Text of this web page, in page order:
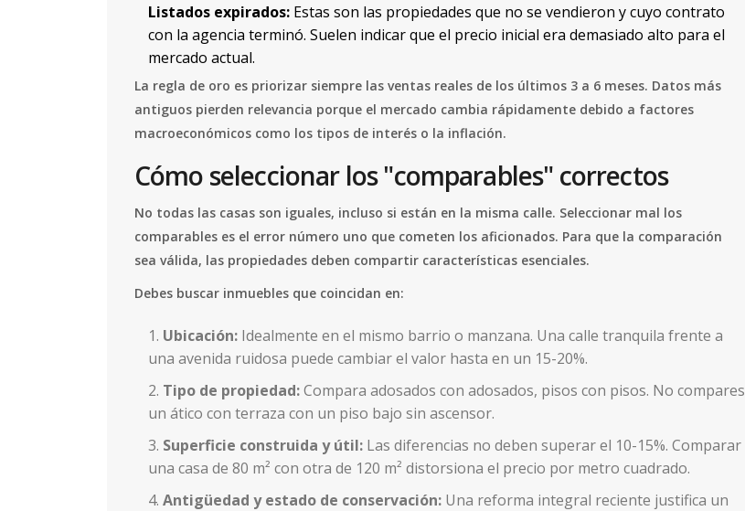
Listados expirados: Estas son las propiedades que no se vendieron y cuyo contrato
con la agencia terminó. Suelen indicar que el precio inicial era demasiado alto para el
mercado actual.
La regla de oro es priorizar siempre las ventas reales de los últimos 3 a 6 meses. Datos más
antiguos pierden relevancia porque el mercado cambia rápidamente debido a factores
macroeconómicos como los tipos de interés o la inflación.
Cómo seleccionar los "comparables" correctos
No todas las casas son iguales, incluso si están en la misma calle. Seleccionar mal los
comparables es el error número uno que cometen los aficionados. Para que la comparación
sea válida, las propiedades deben compartir características esenciales.
Debes buscar inmuebles que coincidan en:
Ubicación: Idealmente en el mismo barrio o manzana. Una calle tranquila frente a
una avenida ruidosa puede cambiar el valor hasta en un 15-20%.
Tipo de propiedad:Compara adosados con adosados, pisos con pisos. No compares
un ático con terraza con un piso bajo sin ascensor.
Superficie construida y útil: Las diferencias no deben superar el 10-15%. Comparar
una casa de 80 m² con otra de 120 m² distorsiona el precio por metro cuadrado.
Antigüedad y estado de conservación: Una reforma integral reciente justifica un